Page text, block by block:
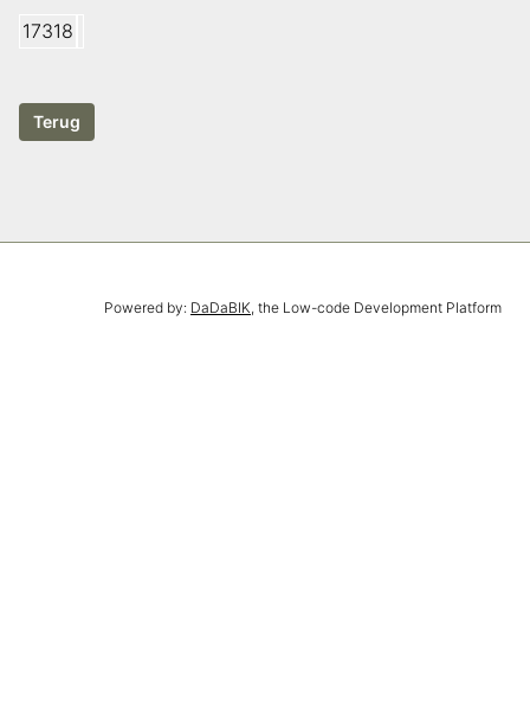
17318
Powered by: DaDaBIK, the Low-code Development Platform